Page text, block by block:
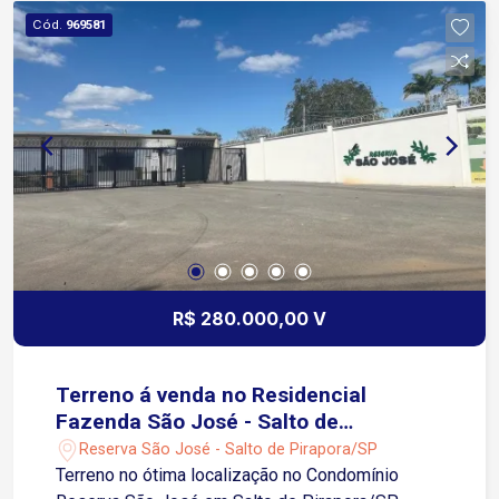
Área fireplay (lareira externa) Garagem para 4
vagas Banheiro externo próximo a piscina Lavabo
amplo Casa moderna bem arejada com varandas.
Canteiro verde ao lado dos muros.
Cód. 969581
R$ 280.000,00 V
Terreno á venda no Residencial
Fazenda São José - Salto de
Pirapora/SP
Reserva São José - Salto de Pirapora/SP
Terreno no ótima localização no Condomínio